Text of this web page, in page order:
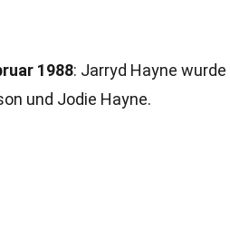
1988: Jarryd Hayne
und Jodie Hayne.